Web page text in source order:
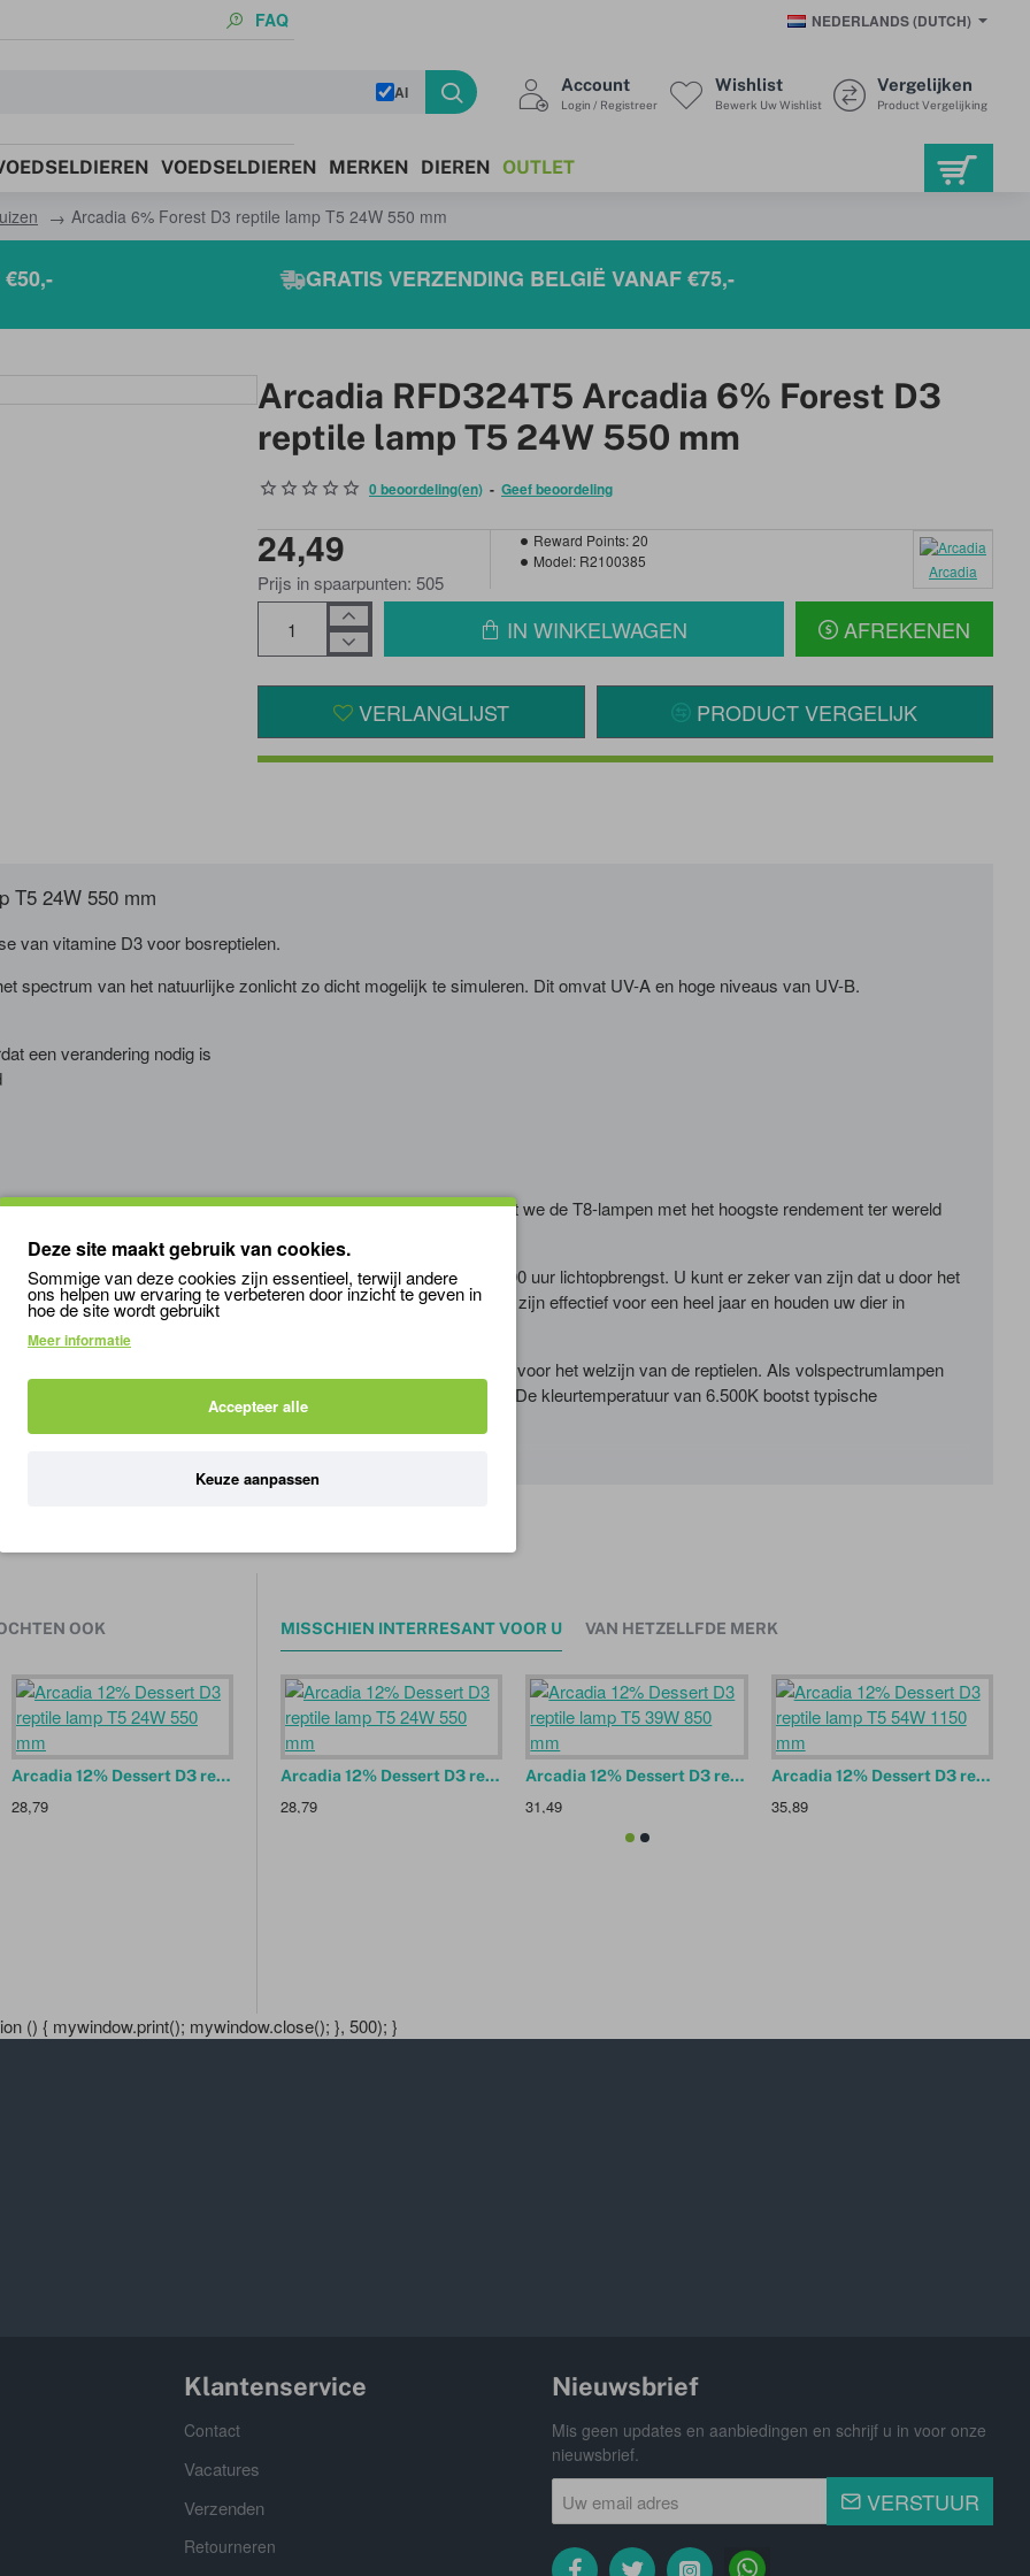
FAQ NEDERLANDS (DUTCH)
AI Account
Login / Registreer
Wishlist
Bewerk Uw Wishlist
Vergelijken
Product Vergelijking
VOEDSELDIEREN MERKEN DIEREN OUTLET
Arcadia 6% Forest D3 reptile lamp T5 24W 550 mm
GRATIS VERZENDING BELGIË VANAF €75,-
Arcadia RFD324T5 Arcadia 6% Forest D3
reptile lamp T5 24W 550 mm
0 beoordeling(en) - Geef beoordeling
24,49
Prijs in spaarpunten: 505
Reward Points:20
Model: R2100385
Arcadia
IN WINKELWAGEN AFREKENEN
VERLANGLIJST PRODUCT VERGELIJK
T5 24W 550 mm
van vitamine D3 voor bosreptielen.
spectrum van het natuurlijke zonlicht zo dicht mogelijk te simuleren. Dit omvat UV-A en hoge niveaus van UV-B.
een verandering nodig is
het oog op de gezondheid van de dieren. We zijn er trots op dat we de T8-lampen met het hoogste rendement ter wereld
jaar
totale lichtopbrengst van de lamp en na alle belangrijke eerste 100 uur lichtopbrengst. U kunt er zeker van zijn dat u door het
T8 technologie levert. De Arcadia Reptile D3 en D3+ UVB lampen zijn effectief voor een heel jaar en houden uw dier in
A rendement (30%) en leveren alle elementen die zo belangrijk zijn voor het welzijn van de reptielen. Als volspectrumlampen
voor een betere kijk op uw reptielen en hun omgeving. De kleurtemperatuur van 6.500K bootst typische
OOK
Arcadia 12% Dessert D3 reptile lamp T5 24W 550 mm
28,79
Arcadia 12% Dessert D3 reptile lamp T5 39W 850 mm
31,49
Arcadia 10.0 Desert D3 reptile lamp T8 18W 600 mm
15,99 19,99
MISSCHIEN INTERRESANT VOOR U VAN HETZELLFDE MERK
Arcadia 12% Dessert D3 reptile lamp T5 24W 550 mm
28,79
Arcadia 12% Dessert D3 reptile lamp T5 39W 850 mm
31,49
Arcadia 12% Dessert D3 reptile lamp T5 54W 1150 mm
35,89
() { mywindow.print(); mywindow.close(); }, 500); }
Klantenservice
Contact
Vacatures
Verzenden
Retourneren
Nieuwsbrief
Mis geen updates en aanbiedingen en schrijf u in voor onze
nieuwsbrief.
Uw
email
adres
VERSTUUR
Deze site maakt gebruik van cookies.
Sommige van deze cookies zijn essentieel, terwijl andere
ons helpen uw ervaring te verbeteren door inzicht te geven in
hoe de site wordt gebruikt
Meer informatie
Accepteer alle
Keuze aanpassen